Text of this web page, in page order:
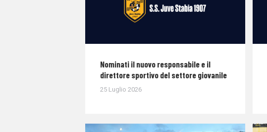
Nominati il nuovo responsabile e il
direttore sportivo del settore giovanile
25 Luglio 2026